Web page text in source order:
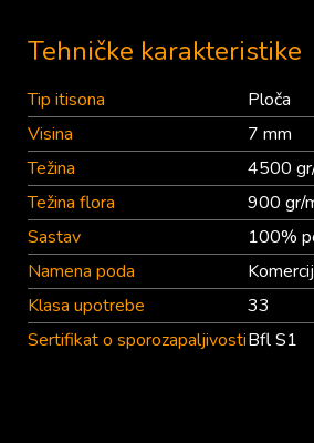
Tehničke karakteristike
Tip itisona
Ploča
Visina
7 mm
Težina
4500
Težina flora
900 gr/
Sastav
100%
Namena poda
Klasa upotrebe
33
Sertifikat o sporozapaljivostiBfl S1